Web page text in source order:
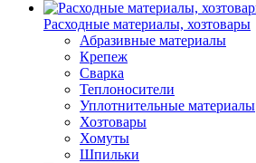
Расходные материалы, хозтовары
Абразивные материалы
Крепеж
Сварка
Теплоносители
Уплотнительные материалы
Хозтовары
Хомуты
Шпильки